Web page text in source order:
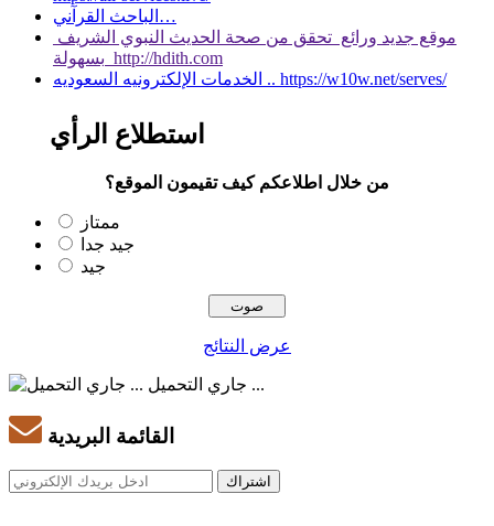
الباحث القرآني…
موقع جديد ورائع تحقق من صحة الحديث النبوي الشريف
بسهولة http://hdith.com
الخدمات الإلكترونيه السعوديه .. https://w10w.net/serves/
استطلاع الرأي
من خلال اطلاعكم كيف تقيمون الموقع؟
ممتاز
جيد جدا
جيد
عرض النتائج
جاري التحميل ...
القائمة البريدية